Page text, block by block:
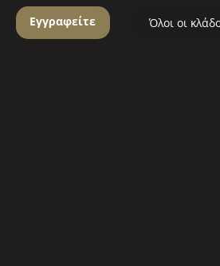
Εγγραφείτε Όλοι οι